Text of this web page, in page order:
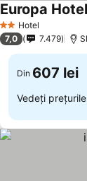
2 SteleHotel
Europa Hotel
7,0 7.479
Din 607 lei
Vedeți